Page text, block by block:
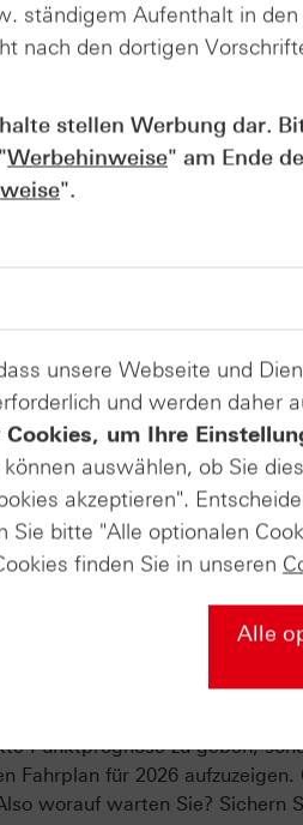
Thyssenkrupp aktuell
Jindal Steel
mit 60 %. Die restlichen
oder auf einmal, je nach
an Pensionsverpflichtungen
erschwert hat. Wie
sie auf die Schulden hat,
sich noch ändern.
über 4 Prozent im Plus.
2026
Jubiläum – 20 Jahre
Charts für 2026 an und
Punktprognose zu geben,
Fahrplan für 2026 aufzuzeigen.
worauf warten Sie? Sichern
ständigem Aufenthalt in
nach den dortigen
stellen Werbung dar.
Werbehinweise" am Ende
".
unsere Webseite und
und werden daher
um Ihre
auswählen, ob Sie
akzeptieren".
bitte "Alle optionalen
finden Sie in unseren
Alle